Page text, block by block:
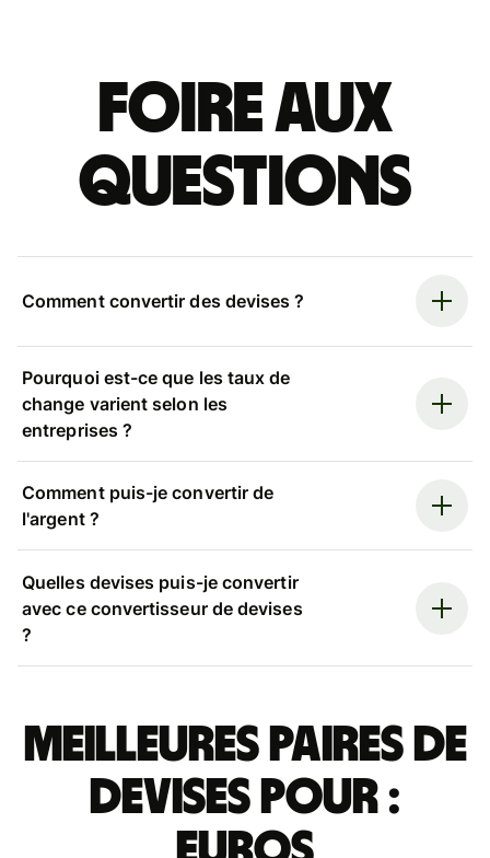
Foire aux
questions
Comment convertir des devises ?
Pourquoi est-ce que les taux de
change varient selon les
entreprises ?
Comment puis-je convertir de
l'argent ?
Quelles devises puis-je convertir
avec ce convertisseur de devises
?
Meilleures paires de
devises pour :